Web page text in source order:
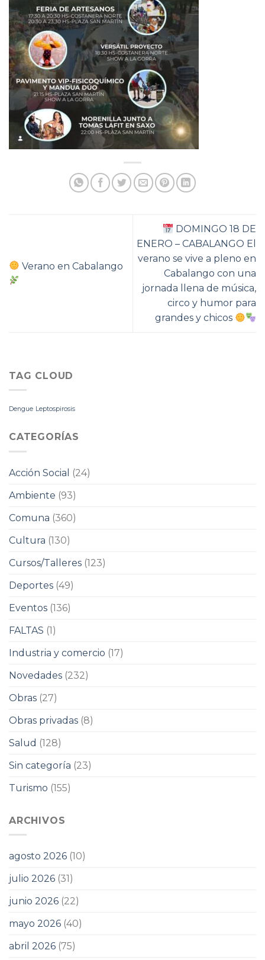
Verano en Cabalango
DOMINGO 18 DE
ENERO – CABALANGO El
verano se vive a pleno en
Cabalango con una
jornada llena de música,
circo y humor para
grandes y chicos
TAG CLOUD
Dengue Leptospirosis
CATEGORÍAS
Acción Social
(24)
Ambiente (93)
Comuna (360)
Cultura (130)
Cursos/Talleres (123)
Deportes (49)
Eventos (136)
FALTAS (1)
Industria y comercio (17)
Novedades (232)
Obras (27)
Obras privadas (8)
Salud (128)
Sin categoría (23)
Turismo (155)
ARCHIVOS
agosto 2026 (10)
julio 2026 (31)
junio 2026 (22)
mayo 2026 (40)
abril 2026 (75)